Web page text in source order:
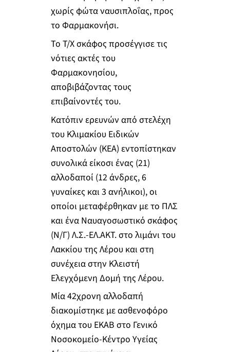
χωρίς φώτα ναυσιπλοΐας, προς
το Φαρμακονήσι.
Το Τ/Χ σκάφος προσέγγισε τις
νότιες ακτές του
Φαρμακονησίου,
αποβιβάζοντας τους
επιβαίνοντές του.
Κατόπιν ερευνών από στελέχη
του Κλιμακίου Ειδικών
Αποστολών (ΚΕΑ) εντοπίστηκαν
συνολικά είκοσι ένας (21)
αλλοδαποί (12 άνδρες, 6
γυναίκες και 3 ανήλικοι), οι
οποίοι μεταφέρθηκαν με το ΠΛΣ
και ένα Ναυαγοσωστικό σκάφος
(Ν/Γ) Λ.Σ.-ΕΛ.ΑΚΤ. στο λιμάνι του
Λακκίου της Λέρου και στη
συνέχεια στην Κλειστή
Ελεγχόμενη Δομή της Λέρου.
Μία 42χρονη αλλοδαπή
διακομίστηκε με ασθενοφόρο
όχημα του ΕΚΑΒ στο Γενικό
Νοσοκομείο-Κέντρο Υγείας